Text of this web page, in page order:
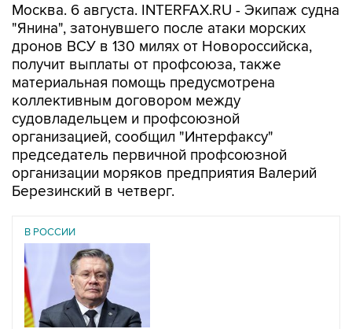
Москва. 6 августа. INTERFAX.RU - Экипаж судна
"Янина", затонувшего после атаки морских
дронов ВСУ в 130 милях от Новороссийска,
получит выплаты от профсоюза, также
материальная помощь предусмотрена
коллективным договором между
судовладельцем и профсоюзной
организацией, сообщил "Интерфаксу"
председатель первичной профсоюзной
организации моряков предприятия Валерий
Березинский в четверг.
В РОССИИ